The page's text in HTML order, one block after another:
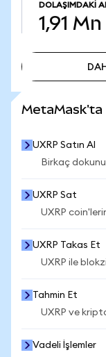
DOLAŞIMDAKI
1,91 Mn
MetaMask'ta
UXRP Satın Al
Birkaç
UXRP Sat
UXRP
UXRP Takas Et
UXRP ile
Tahmin Et
UXRP ve
Vadeli İşlemler